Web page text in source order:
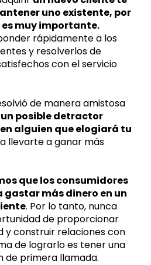
uno existente, por
muy importante.
rápidamente a los
y resolverlos de
con el servicio
de manera amistosa
posible detractor
alguien que elogiará tu
llevarte a ganar más
que los consumidores
gastar más dinero en un
. Por lo tanto, nunca
de proporcionar
y construir relaciones con
de lograrlo es tener una
de primera llamada.